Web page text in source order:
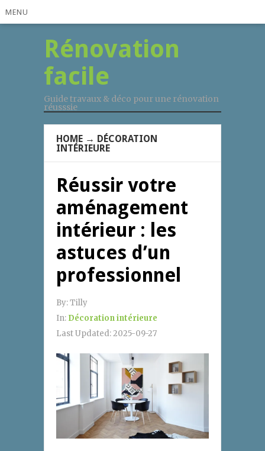
MENU
Rénovation
facile
Guide travaux & déco pour une rénovation
réusssie
HOME → DÉCORATION
INTÉRIEURE
Réussir votre
aménagement
intérieur : les
astuces d’un
professionnel
By:Tilly
In: Décoration intérieure
Last Updated:2025-09-27